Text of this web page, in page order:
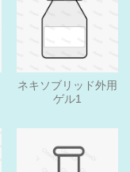
ネキソブリッド外用
ゲル1